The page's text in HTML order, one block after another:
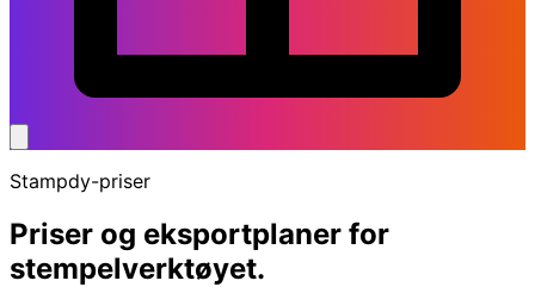
Stampdy-priser
Priser og eksportplaner for
stempelverktøyet.